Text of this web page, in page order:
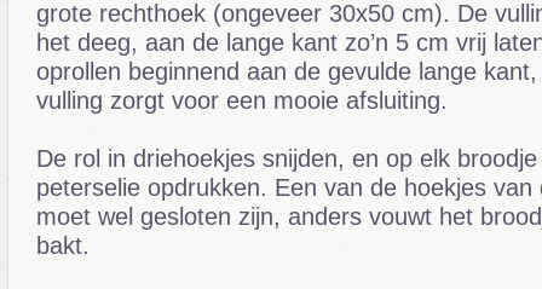
grote rechthoek (ongeveer 30x50 cm). De
het deeg, aan de lange kant zo’n 5 cm vrij
oprollen beginnend aan de gevulde lange
vulling zorgt voor een mooie afsluiting.
De rol in driehoekjes snijden, en op elk
peterselie opdrukken. Een van de hoekjes van
moet wel gesloten zijn, anders vouwt het
bakt.